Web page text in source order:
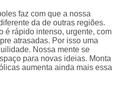
faz com que a nossa
da de outras regiões.
é rápido intenso, urgente, com
atrasadas. Por isso uma
Nossa mente se
para novas ideias. Monta
aumenta ainda mais essa